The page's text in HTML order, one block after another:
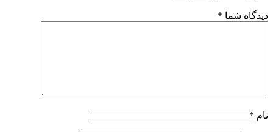
دیدگاه شما *
نام *